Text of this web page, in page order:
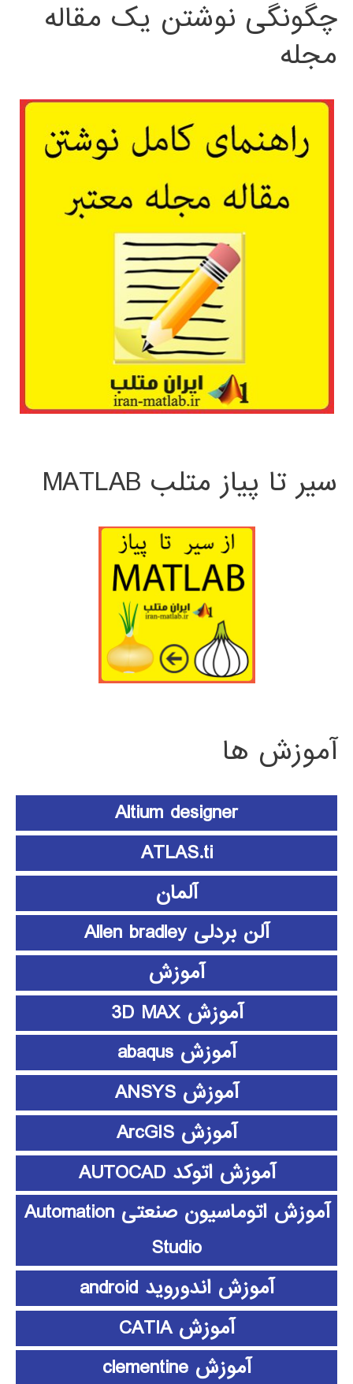
چگونگی نوشتن یک مقاله
مجله
سیر تا پیاز متلب MATLAB
آموزش ها
Altium designer
ATLAS.ti
آلمان
آلن بردلی Allen bradley
آموزش
آموزش 3D MAX
آموزش abaqus
آموزش ANSYS
آموزش ArcGIS
آموزش اتوکد AUTOCAD
آموزش اتوماسیون صنعتی Automation
Studio
آموزش اندوروید android
آموزش CATIA
آموزش clementine